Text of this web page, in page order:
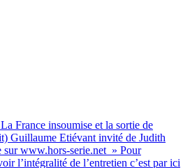
France insoumise et la sortie de
Guillaume Etiévant invité de Judith
sur www.hors-serie.net » Pour
l’intégralité de l’entretien c’est par ici